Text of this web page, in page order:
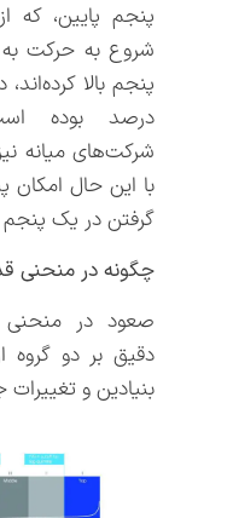
شروع به حرکت
درصد بوده
با این حال امکان
گرفتن در یک پنجم
چگونه در منحنی
صعود در منحنی
دقیق بر دو
بنیادین و تغییرات